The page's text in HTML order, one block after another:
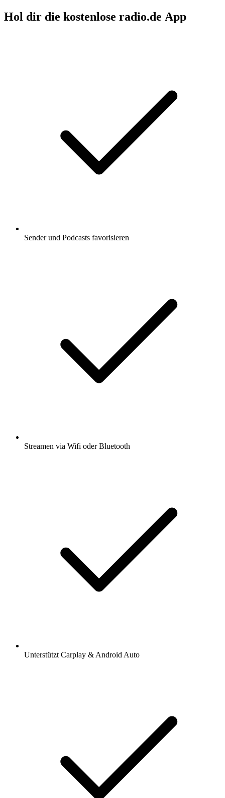
Hol dir die kostenlose radio.de App
Sender und Podcasts favorisieren
Streamen via Wifi oder Bluetooth
Unterstützt Carplay & Android Auto